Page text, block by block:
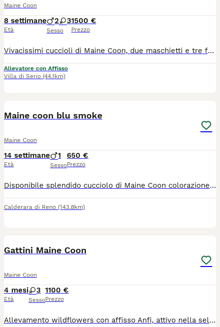
Maine Coon
8 settimane
Età
2 3
Sesso
1500 €
Prezzo
Vivacissimi cuccioli di Maine Coon, due maschietti e tre femminucce dalla dolcezza ineguagliabile! I maschietti sono Feargal Dolci Fusa, black tabby con bianco, e Fionn Dolci Fusa, black silver tabby con bianco. Le femmine sono Fand e Fodla Dolci Fusa, black silver tortie con bianco, e Fidlais Dolci Fusa, black tortie con bianco. Disponibili da metà settembre, con test dei genitori (eco test genetici HCM/PKDEF)
Allevatore con Affisso
Villa di Serio (44.1km)
Maine coon blu smoke
Maine Coon
14 settimane
Età
1
Sesso
650 €
Prezzo
Disponibile splendido cucciolo di Maine Coon colorazione Blu Smoke (sottopelo bianco con effetto fumo) da imponenti linee russe (tratti marcati e grandi ciuffi sulle orecchie). Genitori: Visibili e testati negativi FIV/FeLV e HCM (cardiopatia). Pedigree: Ceduto senza pedigree esclusivamente come animale da compagnia. Il cucciolo verrà consegnato con: Libretto sanitario Ciclo di sverminazione e primo vaccino Già svezzato e abituato alla lettiera
Calderara di Reno (143.8km)
Gattini Maine Coon
Maine Coon
4 mesi
Età
3
Sesso
1100 €
Prezzo
Allevamento wildflowers con affisso Anfi, attivo nella selezione estetica e caratteriale del Maine coon rende disponibili per la prenotazione cuccioli di altissimo livello , i nostri produttori provenienti dai migliori allevamenti al mondo , in colorazioni varie L imbarazzo della scelta ,anche colori come Shaded I piccoli sono nati il 7/04/26 da genitori fiv/felv negativi testati per le principali patologie di razza HCM , SMA, PKdef N/N , genetica del gruppo sanguigno, ecocardiogramma perfetto . Saranno ceduti dopo i 3 mesi doppiamente sverminati con ciclo vaccinazioni complete, test giardia,certificato di buona salute, libretto sanitario, copie test dei genitori , kit prima pappa, passaggio di proprietà, contratto di cessione e pedigree Anfi (si valuta pedigree aperto solo per piccoli allevamenti che conoscono il valore di queste linee e di queste colorazioni) I nostri cuccioli nascono e crescono in casa a stretto contatto con noi , sono svezzati con cibo di prima qualità , abituati a lettiera e tira graffi , e fin da piccoli al contatto umano e alle coccole per esaltare ancora di più l'indole pacifica e affettuosa di questa fantastica razza. Contattateci per qualsiasi altra informazione o chiarimento Disponibili altre cucciolate Altre foto sul nostro sito e sulla nostra pagina Instagram Wildflowers_maine_coon_